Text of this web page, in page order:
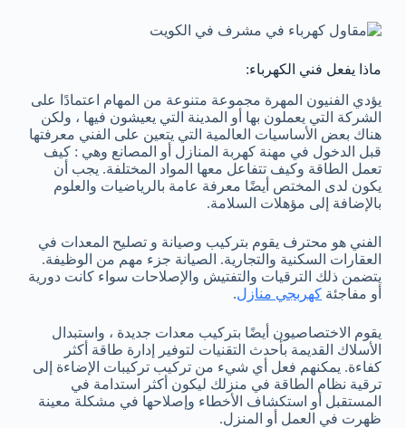
ماذا يفعل فني الكهرباء:
يؤدي الفنيون المهرة مجموعة متنوعة من المهام اعتمادًا على
الشركة التي يعملون بها أو المدينة التي يعيشون فيها ، ولكن
هناك بعض الأساسيات العالمية التي يتعين على الفني معرفتها
قبل الدخول في مهنة كهربة المنازل أو المصانع وهي : كيف
تعمل الطاقة وكيف تتفاعل معها المواد المختلفة. يجب أن
يكون لدى المختص أيضًا معرفة عامة بالرياضيات والعلوم
بالإضافة إلى مؤهلات السلامة.
الفني هو محترف يقوم بتركيب وصيانة و تصليح المعدات في
العقارات السكنية والتجارية. الصيانة جزء مهم من الوظيفة.
يتضمن ذلك الترقيات والتفتيش والإصلاحات سواء كانت دورية
أو مفاجئة كهربجي منازل.
يقوم الاختصاصيون أيضًا بتركيب معدات جديدة ، واستبدال
الأسلاك القديمة بأحدث التقنيات لتوفير إدارة طاقة أكثر
كفاءة. يمكنهم فعل أي شيء من تركيب تركيبات الإضاءة إلى
ترقية نظام الطاقة في منزلك ليكون أكثر استدامة في
المستقبل أو استكشاف الأخطاء وإصلاحها في مشكلة معينة
ظهرت في العمل أو المنزل.